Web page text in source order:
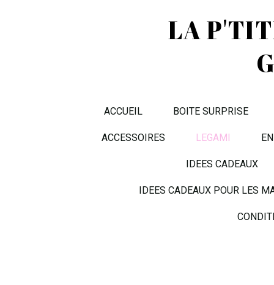
LA
ACCUEIL BOITE SURPRISE
ACCESSOIRES LEGAMI
IDEES CADEAUX
IDEES CADEAUX POUR LES